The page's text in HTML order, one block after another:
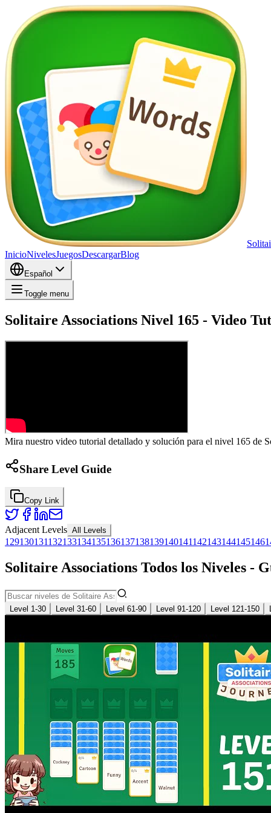
InicioNivelesJuegosDescargarBlog
Español
Toggle menu
Solitaire Associations Nivel 165 - Video
Mira nuestro video tutorial detallado y solución para el nivel 165 de
Share Level Guide
Copy Link
Adjacent Levels All Levels
129130131132133134135136137138139140141142143144145146
Solitaire Associations Todos los Niveles -
Level 1-30 Level 31-60 Level 61-90 Level 91-120 Level 121-150